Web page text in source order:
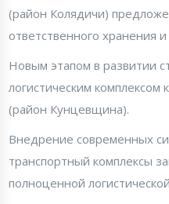
(район Колядичи)
ответственного хранения
Новым этапом в развитии
логистическим
(район Кунцевщина).
Внедрение современных
транспортный комплексы
полноценной